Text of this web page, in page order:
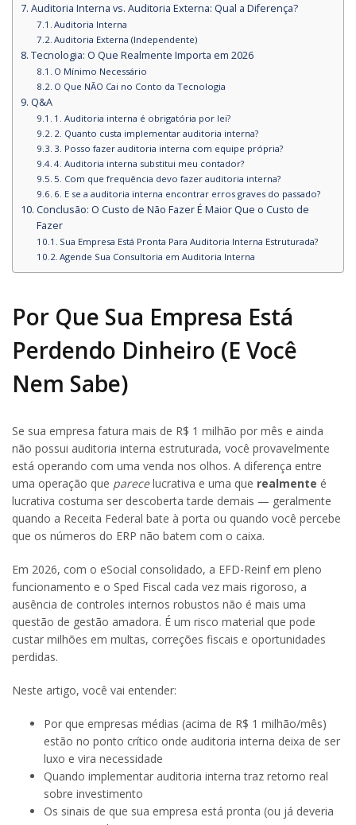
Auditoria Interna vs. Auditoria Externa: Qual a Diferença?
Auditoria Interna
Auditoria Externa (Independente)
Tecnologia: O Que Realmente Importa em 2026
O Mínimo Necessário
O Que NÃO Cai no Conto da Tecnologia
Q&A
1. Auditoria interna é obrigatória por lei?
2. Quanto custa implementar auditoria interna?
3. Posso fazer auditoria interna com equipe própria?
4. Auditoria interna substitui meu contador?
5. Com que frequência devo fazer auditoria interna?
6. E se a auditoria interna encontrar erros graves do passado?
Conclusão: O Custo de Não Fazer É Maior Que o Custo de
Fazer
Sua Empresa Está Pronta Para Auditoria Interna Estruturada?
Agende Sua Consultoria em Auditoria Interna
Por Que Sua Empresa Está
Perdendo Dinheiro (E Você
Nem Sabe)
Se sua empresa fatura mais de R$ 1 milhão por mês e ainda
não possui auditoria interna estruturada, você provavelmente
está operando com uma venda nos olhos. A diferença entre
uma operação que parecelucrativa e uma que realmente é
lucrativa costuma ser descoberta tarde demais — geralmente
quando a Receita Federal bate à porta ou quando você percebe
que os números do ERP não batem com o caixa.
Em 2026, com o eSocial consolidado, a EFD-Reinf em pleno
funcionamento e o Sped Fiscal cada vez mais rigoroso, a
ausência de controles internos robustos não é mais uma
questão de gestão amadora. É um risco material que pode
custar milhões em multas, correções fiscais e oportunidades
perdidas.
Neste artigo, você vai entender:
Por que empresas médias (acima de R$ 1 milhão/mês)
estão no ponto crítico onde auditoria interna deixa de ser
luxo e vira necessidade
Quando implementar auditoria interna traz retorno real
sobre investimento
Os sinais de que sua empresa está pronta (ou já deveria